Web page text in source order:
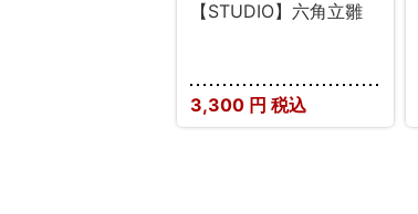
【STUDIO】六角立雛
3,300 円 税込